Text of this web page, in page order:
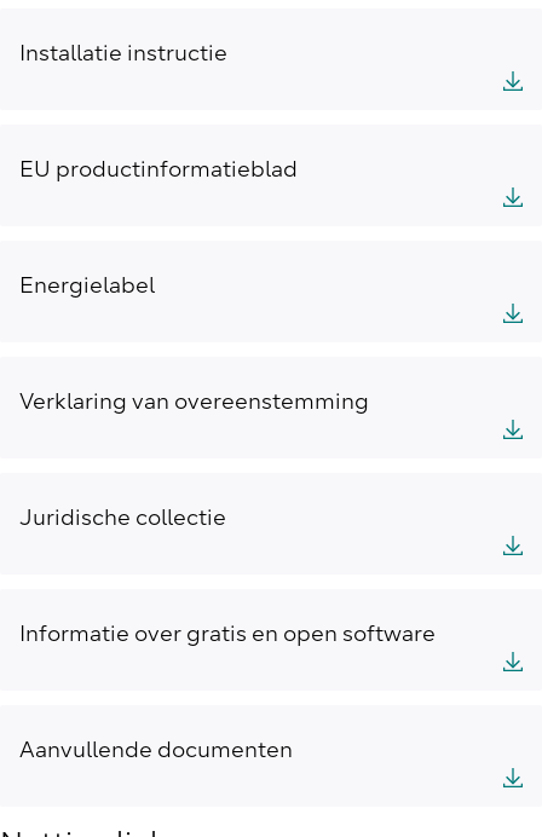
Installatie instructie
EU productinformatieblad
Energielabel
Verklaring van overeenstemming
Juridische collectie
Informatie over gratis en open software
Aanvullende documenten